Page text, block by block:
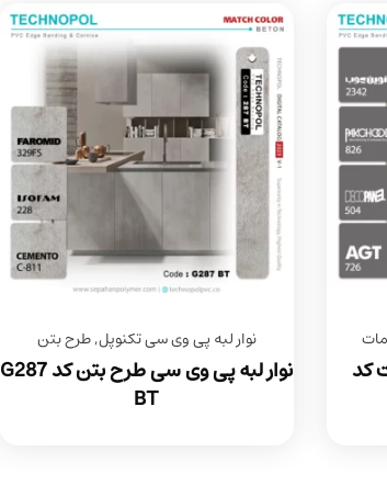
کد
نوار لبه پی وی سی تکنوپل,طرح بتن
نوار لبه پی وی سی طرح بتن کد G287
BT